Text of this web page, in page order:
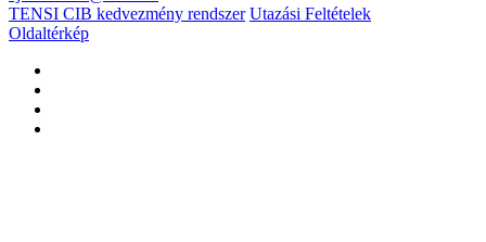
TENSI CIB kedvezmény rendszer Utazási Feltételek
Oldaltérkép